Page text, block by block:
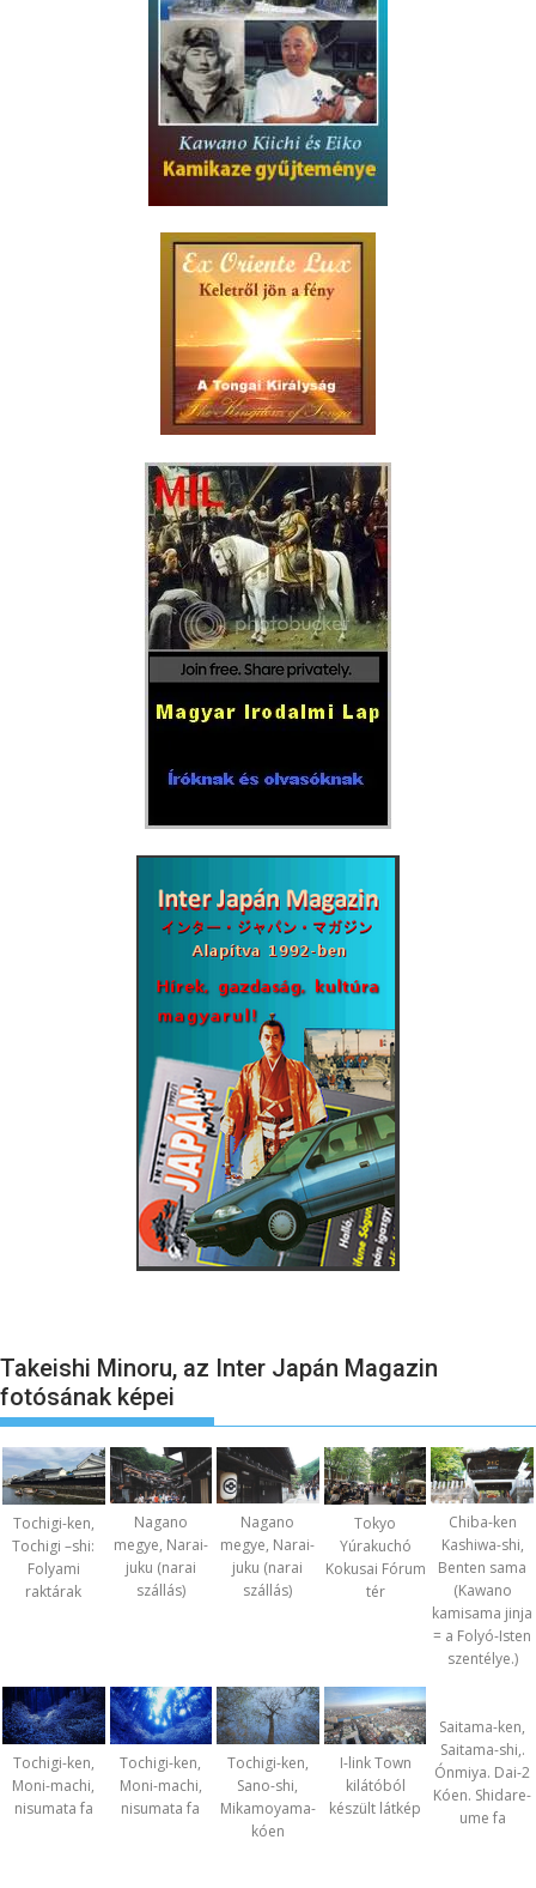
Takeishi Minoru, az Inter Japán Magazin
fotósának képei
Tochigi-ken,
Tochigi –shi:
Folyami
raktárak
Nagano
megye, Narai-
juku (narai
szállás)
Nagano
megye, Narai-
juku (narai
szállás)
Tokyo
Yúrakuchó
Kokusai Fórum
tér
Chiba-ken
Kashiwa-shi,
Benten sama
(Kawano
kamisama jinja
= a Folyó-Isten
szentélye.)
Tochigi-ken,
Moni-machi,
nisumata fa
Tochigi-ken,
Moni-machi,
nisumata fa
Tochigi-ken,
Sano-shi,
Mikamoyama-
kóen
I-link Town
kilátóból
készült látkép
Saitama-ken,
Saitama-shi,.
Ónmiya. Dai-2
Kóen. Shidare-
ume fa